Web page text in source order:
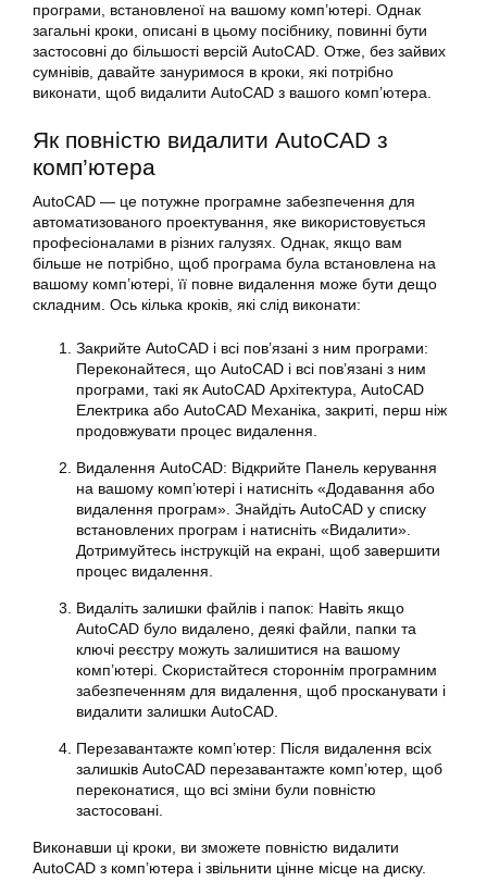
програми, встановленої на вашому комп’ютері. Однак
загальні кроки, описані в цьому посібнику, повинні бути
застосовні до більшості версій AutoCAD. Отже, без зайвих
сумнівів, давайте зануримося в кроки, які потрібно
виконати, щоб видалити AutoCAD з вашого комп’ютера.
Як повністю видалити AutoCAD з
комп’ютера
AutoCAD — це потужне програмне забезпечення для
автоматизованого проектування, яке використовується
професіоналами в різних галузях. Однак, якщо вам
більше не потрібно, щоб програма була встановлена на
вашому комп’ютері, її повне видалення може бути дещо
складним. Ось кілька кроків, які слід виконати:
Закрийте AutoCAD і всі пов’язані з ним програми:
Переконайтеся, що AutoCAD і всі пов’язані з ним
програми, такі як AutoCAD Архітектура, AutoCAD
Електрика або AutoCAD Механіка, закриті, перш ніж
продовжувати процес видалення.
Видалення AutoCAD: Відкрийте Панель керування
на вашому комп’ютері і натисніть «Додавання або
видалення програм». Знайдіть AutoCAD у списку
встановлених програм і натисніть «Видалити».
Дотримуйтесь інструкцій на екрані, щоб завершити
процес видалення.
Видаліть залишки файлів і папок: Навіть якщо
AutoCAD було видалено, деякі файли, папки та
ключі реєстру можуть залишитися на вашому
комп’ютері. Скористайтеся стороннім програмним
забезпеченням для видалення, щоб просканувати і
видалити залишки AutoCAD.
Перезавантажте комп’ютер: Після видалення всіх
залишків AutoCAD перезавантажте комп’ютер, щоб
переконатися, що всі зміни були повністю
застосовані.
Виконавши ці кроки, ви зможете повністю видалити
AutoCAD з комп’ютера і звільнити цінне місце на диску.